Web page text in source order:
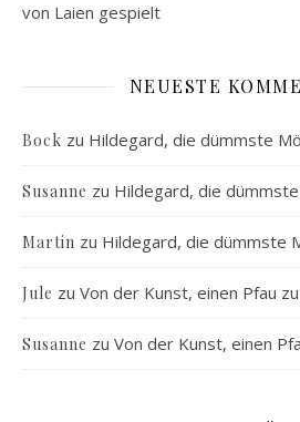
von Laien gespielt
NEUESTE
Bock zu Hildegard, die dümmste
Susanne zu Hildegard, die
Martin zu Hildegard, die dümmste
Jule zu Von der Kunst, einen Pfau
Susanne zu Von der Kunst, einen